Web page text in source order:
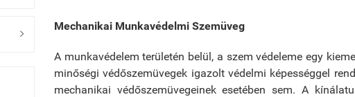

Mechanikai Munkavédelmi Szemüveg
A munkavédelem területén belül, a szem védeleme egy
minőségi védőszemüvegek igazolt védelmi képességgel
mechanikai védőszemüvegeinek esetében sem. A